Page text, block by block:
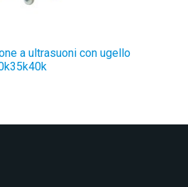
a ultrasuoni con ugello